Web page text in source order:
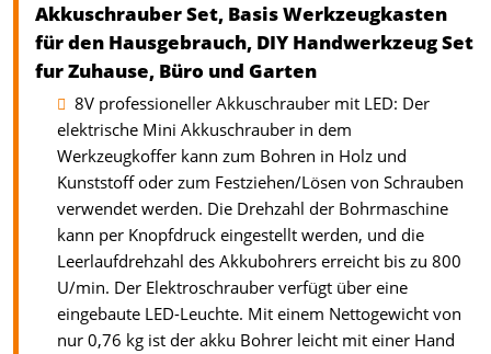
Akkuschrauber Set, Basis Werkzeugkasten
für den Hausgebrauch, DIY Handwerkzeug Set
fur Zuhause, Büro und Garten
8V professioneller Akkuschrauber mit LED: Der
elektrische Mini Akkuschrauber in dem
Werkzeugkoffer kann zum Bohren in Holz und
Kunststoff oder zum Festziehen/Lösen von Schrauben
verwendet werden. Die Drehzahl der Bohrmaschine
kann per Knopfdruck eingestellt werden, und die
Leerlaufdrehzahl des Akkubohrers erreicht bis zu 800
U/min. Der Elektroschrauber verfügt über eine
eingebaute LED-Leuchte. Mit einem Nettogewicht von
nur 0,76 kg ist der akku Bohrer leicht mit einer Hand